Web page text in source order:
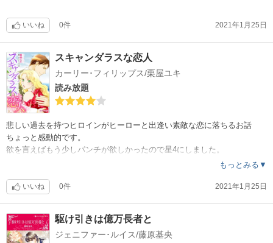
いいね 0件 2021年1月25日
スキャンダラスな恋人
カーリー･フィリップス/栗屋ユキ
読み放題
悲しい過去を持つヒロインがヒーローと出逢い素敵な恋に落ちるお話
ちょっと感動的です。
欲を言えばもう少しパンチが欲しかったので星4にしました。
もっとみる▼
いいね 0件 2021年1月25日
駆け引きは億万長者と
ジェニファー･ルイス/藤原基央